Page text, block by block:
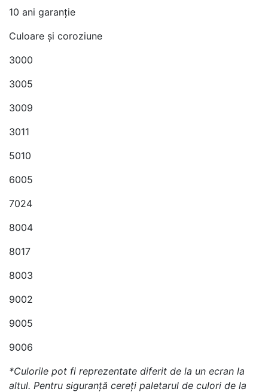
10 ani garanție
Culoare și coroziune
3000
3005
3009
3011
5010
6005
7024
8004
8017
8003
9002
9005
9006
*Culorile pot fi reprezentate diferit de la un ecran la
altul. Pentru siguranţă cereţi paletarul de culori de la